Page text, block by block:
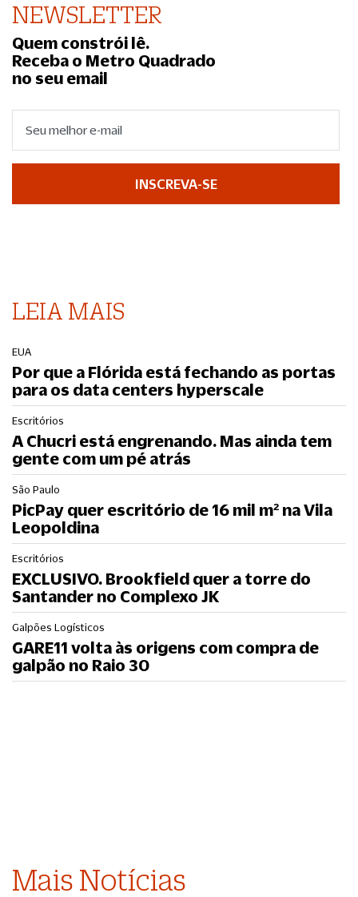
NEWSLETTER
Quem constrói lê.
Receba o Metro Quadrado
no seu email
INSCREVA-SE
LEIA MAIS
EUA
Por que a Flórida está fechando as portas
para os data centers hyperscale
Escritórios
A Chucri está engrenando. Mas ainda tem
gente com um pé atrás
São Paulo
PicPay quer escritório de 16 mil m² na Vila
Leopoldina
Escritórios
EXCLUSIVO. Brookfield quer a torre do
Santander no Complexo JK
Galpões Logísticos
GARE11 volta às origens com compra de
galpão no Raio 30
Mais Notícias